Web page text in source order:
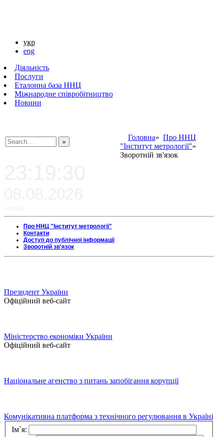
укр
eng
Діяльність
Послуги
Еталонна база ННЦ
Міжнародне співробітництво
Новини
Головна» Про ННЦ
"Інститут метрології"»
Зворотній зв'язок
Про ННЦ "Інститут метрології"
Контакти
Доступ до публічної інформації
Зворотній зв'язок
Президент України
Офіційний веб-сайт
Міністерство економіки України
Офіційний веб-сайт
Національне агенство з питань запобігання корупції
Комунікативна платформа з технічного регулювання в Україні
Ім`я: